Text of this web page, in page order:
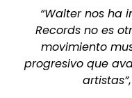
“Walter nos ha
Records no es
movimiento
progresivo que
artistas”